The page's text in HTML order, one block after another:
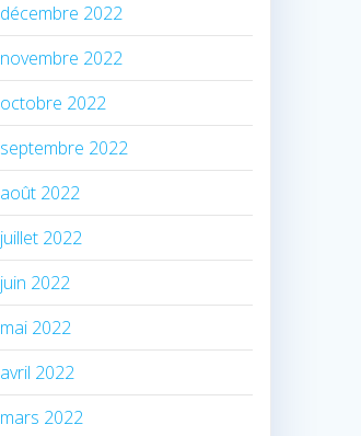
décembre 2022
novembre 2022
octobre 2022
septembre 2022
août 2022
juillet 2022
juin 2022
mai 2022
avril 2022
mars 2022